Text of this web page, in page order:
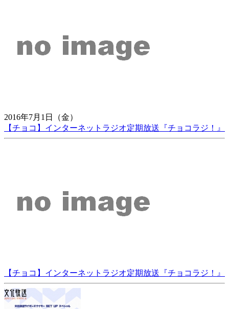
2016年7月1日（金）
【チョコ】インターネットラジオ定期放送『チョコラジ！』
【チョコ】インターネットラジオ定期放送『チョコラジ！』